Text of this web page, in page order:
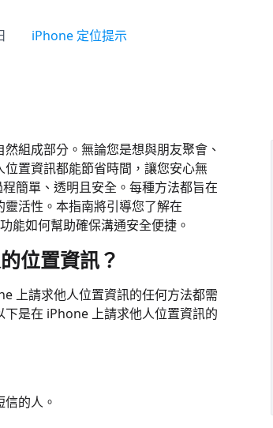
iPhone 定位提示
組成部分。無論您是想與朋友聚會、
置資訊都能節省時間，讓您安心無
簡單、透明且安全。每種方法都旨在
活性。本指南將引導您了解在
能如何幫助確保溝通安全便捷。
位置資訊？
上請求他人位置資訊的任何方法都需
是在 iPhone 上請求他人位置資訊的
的人。